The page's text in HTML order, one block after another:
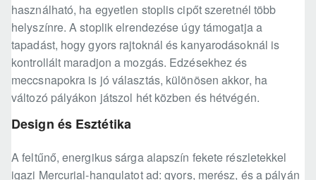
használható, ha egyetlen stoplis cipőt szeretnél több
helyszínre. A stoplik elrendezése úgy támogatja a
tapadást, hogy gyors rajtoknál és kanyarodásoknál is
kontrollált maradjon a mozgás. Edzésekhez és
meccsnapokra is jó választás, különösen akkor, ha
változó pályákon játszol hét közben és hétvégén.
Design és Esztétika
A feltűnő, energikus sárga alapszín fekete részletekkel
igazi Mercurial-hangulatot ad: gyors, merész, és a pályán